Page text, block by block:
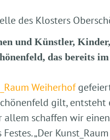
des Klosters
und Künstler, Kinder,
das bereits
Weiherhof
gilt,
allem schaffen wir
„Der